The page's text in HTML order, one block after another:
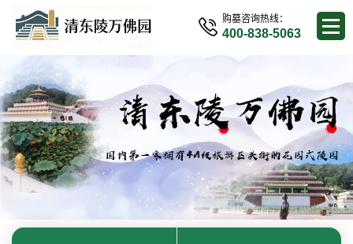
购墓咨询热线：
400-838-5063